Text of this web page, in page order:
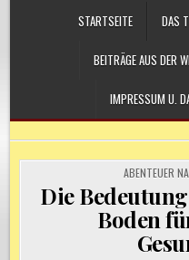
STARTSEITE
DAS
BEITRÄGE AUS DER
IMPRESSUM U.
POSTED
IN
ABENTEUER
Die
Boden